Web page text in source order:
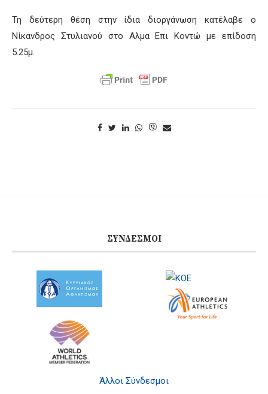
Τη δεύτερη θέση στην ίδια διοργάνωση κατέλαβε ο
Νίκανδρος Στυλιανού στο Αλμα Επι Κοντώ με επίδοση
5.25μ.
ΣΎΝΔΕΣΜΟΙ
Άλλοι Σύνδεσμοι